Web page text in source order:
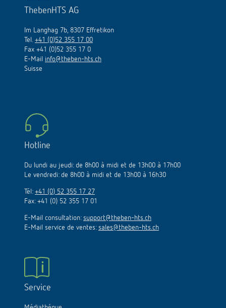
ThebenHTS AG
Im Langhag 7b, 8307 Effretikon
Tel. +41 (0)52 355 17 00
Fax +41 (0)52 355 17 0
E-Mail info@theben-hts.ch
Suisse
Hotline
Du lundi au jeudi: de 8h00 à midi et de 13h00 à 17h00
Le vendredi: de 8h00 à midi et de 13h00 à 16h30
Tél: +41 (0) 52 355 17 27
Fax: +41 (0) 52 355 17 01
E-Mail consultation: support@theben-hts.ch
E-Mail service de ventes: sales@theben-hts.ch
Service